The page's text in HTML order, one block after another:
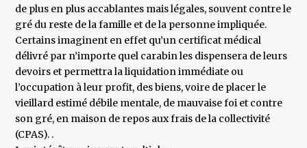
de plus en plus accablantes mais légales, souvent contre le
gré du reste de la famille et de la personne impliquée.
Certains imaginent en effet qu’un certificat médical
délivré par n’importe quel carabin les dispensera de leurs
devoirs et permettra la liquidation immédiate ou
l’occupation à leur profit, des biens, voire de placer le
vieillard estimé débile mentale, de mauvaise foi et contre
son gré, en maison de repos aux frais de la collectivité
(CPAS). .